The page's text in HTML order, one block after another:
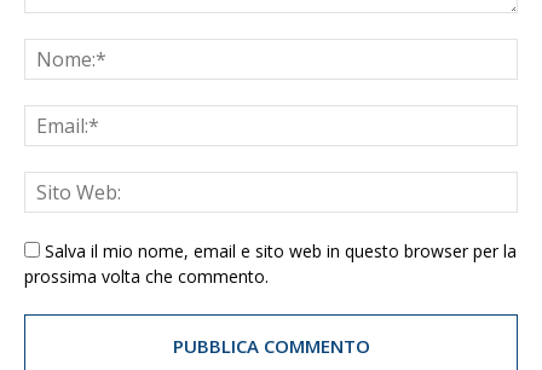
Salva il mio nome, email e sito web in questo browser per la
prossima volta che commento.